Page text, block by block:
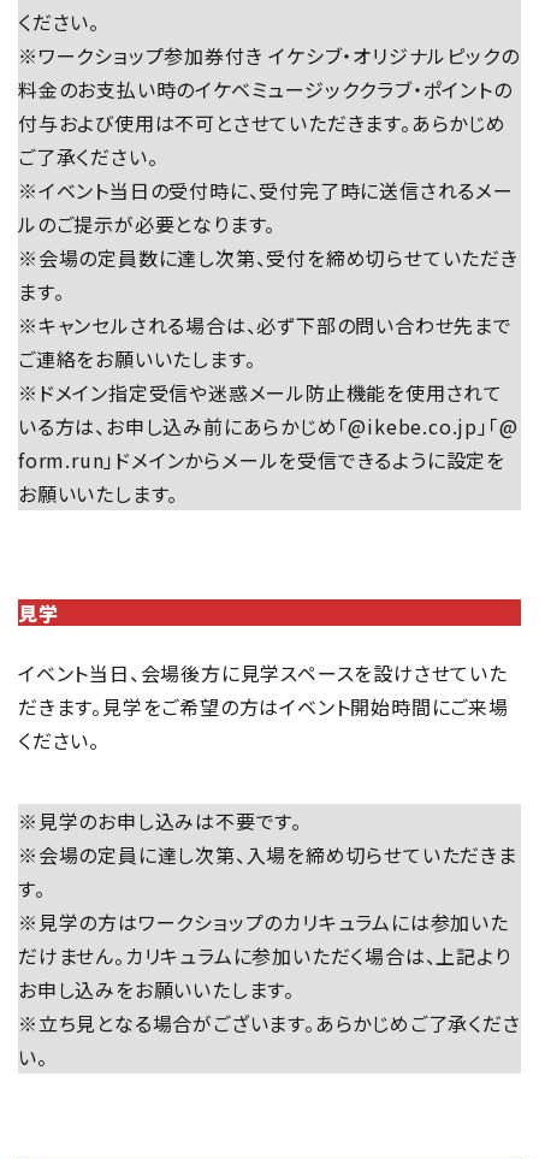
ください。
※ワークショップ参加券付き イケシブ・オリジナルピックの
料金のお支払い時のイケベミュージッククラブ・ポイントの
付与および使用は不可とさせていただきます。あらかじめ
ご了承ください。
※イベント当日の受付時に、受付完了時に送信されるメー
ルのご提示が必要となります。
※会場の定員数に達し次第、受付を締め切らせていただき
ます。
※キャンセルされる場合は、必ず下部の問い合わせ先まで
ご連絡をお願いいたします。
※ドメイン指定受信や迷惑メール防止機能を使用されて
いる方は、お申し込み前にあらかじめ「@ikebe.co.jp」「@
form.run」ドメインからメールを受信できるように設定を
お願いいたします。
見学
イベント当日、会場後方に見学スペースを設けさせていた
だきます。見学をご希望の方はイベント開始時間にご来場
ください。
※見学のお申し込みは不要です。
※会場の定員に達し次第、入場を締め切らせていただきま
す。
※見学の方はワークショップのカリキュラムには参加いた
だけません。カリキュラムに参加いただく場合は、上記より
お申し込みをお願いいたします。
※立ち見となる場合がございます。あらかじめご了承くださ
い。